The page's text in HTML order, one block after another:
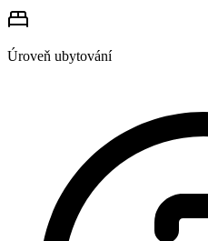
Úroveň ubytování